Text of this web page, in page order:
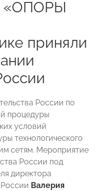
«ОПОРЫ
приняли
России по
процедуры
условий
технологического
сетям. Мероприятие
России под
директора
Валерия